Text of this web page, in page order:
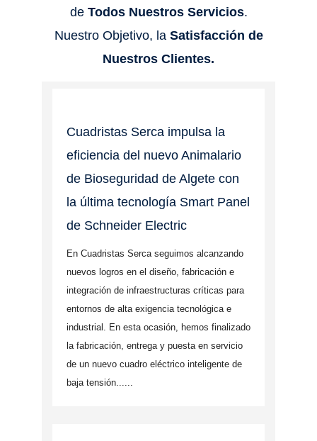
de Todos Nuestros Servicios.
Nuestro Objetivo, la Satisfacción de
Nuestros Clientes.
Cuadristas Serca impulsa la
eficiencia del nuevo Animalario
de Bioseguridad de Algete con
la última tecnología Smart Panel
de Schneider Electric
En Cuadristas Serca seguimos alcanzando
nuevos logros en el diseño, fabricación e
integración de infraestructuras críticas para
entornos de alta exigencia tecnológica e
industrial. En esta ocasión, hemos finalizado
la fabricación, entrega y puesta en servicio
de un nuevo cuadro eléctrico inteligente de
baja tensión......